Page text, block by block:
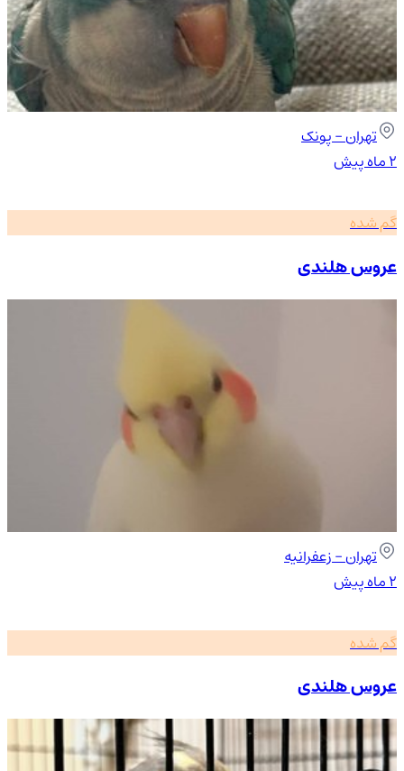
تهران- پونک
۲ ماه پیش
گم شده
عروس هلندی
تهران- زعفرانیه
۲ ماه پیش
گم شده
عروس هلندی